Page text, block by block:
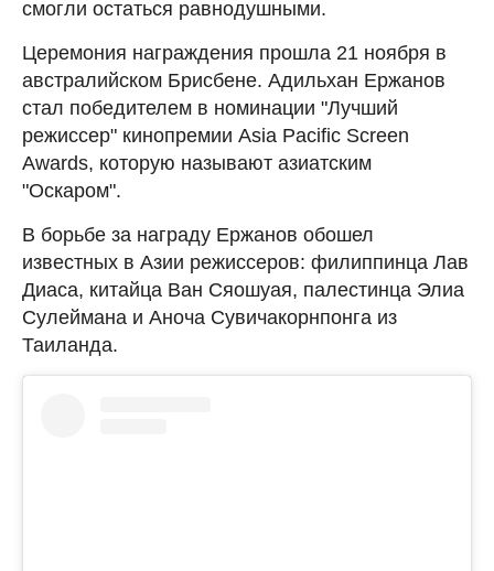
смогли остаться равнодушными.
Церемония награждения прошла 21 ноября в
австралийском Брисбене. Адильхан Ержанов
стал победителем в номинации "Лучший
режиссер" кинопремии Asia Pacific Screen
Awards, которую называют азиатским
"Оскаром".
В борьбе за награду Ержанов обошел
известных в Азии режиссеров: филиппинца Лав
Диаса, китайца Ван Сяошуая, палестинца Элиа
Сулеймана и Аноча Сувичакорнпонга из
Таиланда.